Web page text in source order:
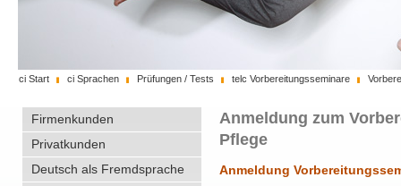
Firmenkunden
Privatkunden
Deutsch als Fremdsprache
Anmeldung zum
Pflege
Anmeldung
ci Start ci Sprachen Prüfungen / Tests telc Vorbereitungsseminare